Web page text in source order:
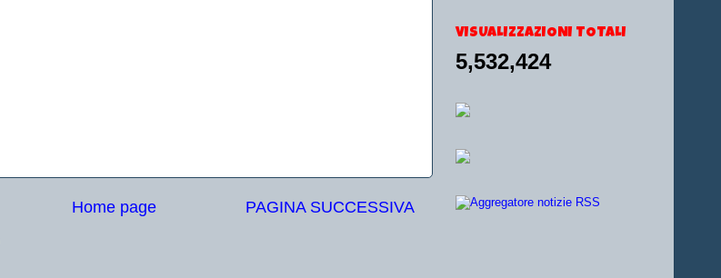
PAGINA SUCCESSIVA
Home page
VISUALIZZAZIONI TOTALI
5,532,424